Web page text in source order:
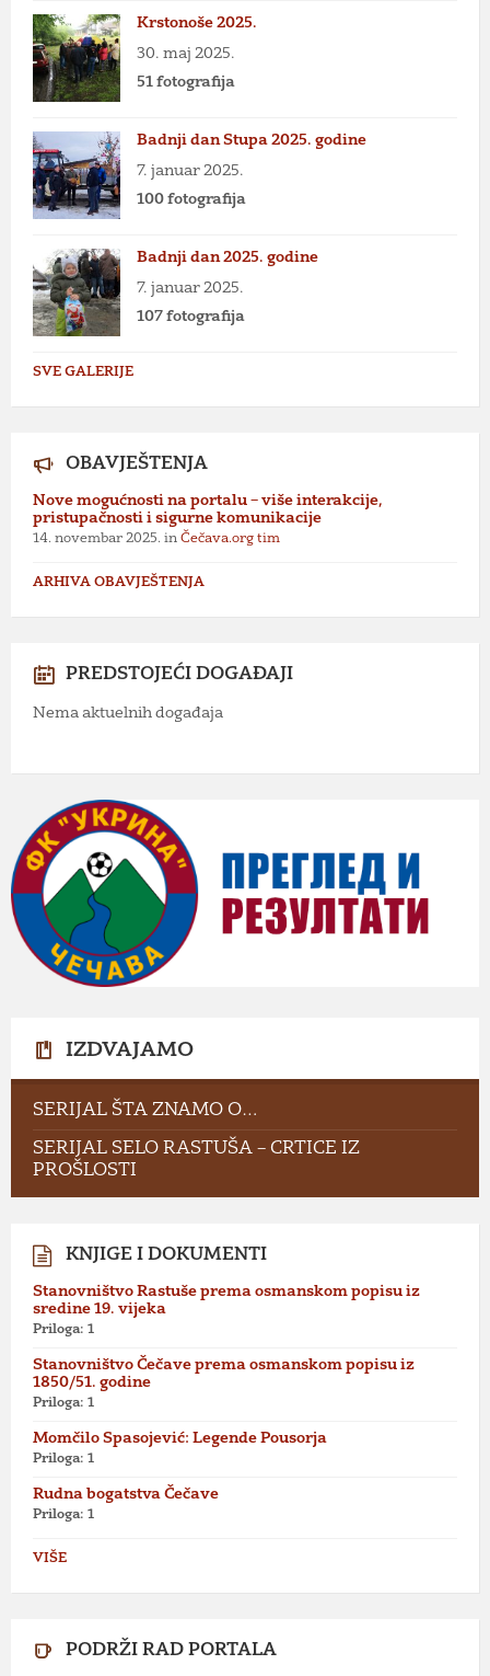
Krstonoše 2025.
30. maj 2025.
51 fotografija
Badnji dan Stupa 2025. godine
7. januar 2025.
100 fotografija
Badnji dan 2025. godine
7. januar 2025.
107 fotografija
SVE GALERIJE
OBAVJEŠTENJA
Nove mogućnosti na portalu – više interakcije,
pristupačnosti i sigurne komunikacije
14. novembar 2025. in Čečava.org tim
ARHIVA OBAVJEŠTENJA
PREDSTOJEĆI DOGAĐAJI
Nema aktuelnih događaja
IZDVAJAMO
SERIJAL ŠTA ZNAMO O…
SERIJAL SELO RASTUŠA – CRTICE IZ
PROŠLOSTI
KNJIGE I DOKUMENTI
Stanovništvo Rastuše prema osmanskom popisu iz
sredine 19. vijeka
Priloga: 1
Stanovništvo Čečave prema osmanskom popisu iz
1850/51. godine
Priloga: 1
Momčilo Spasojević: Legende Pousorja
Priloga: 1
Rudna bogatstva Čečave
Priloga: 1
VIŠE
PODRŽI RAD PORTALA